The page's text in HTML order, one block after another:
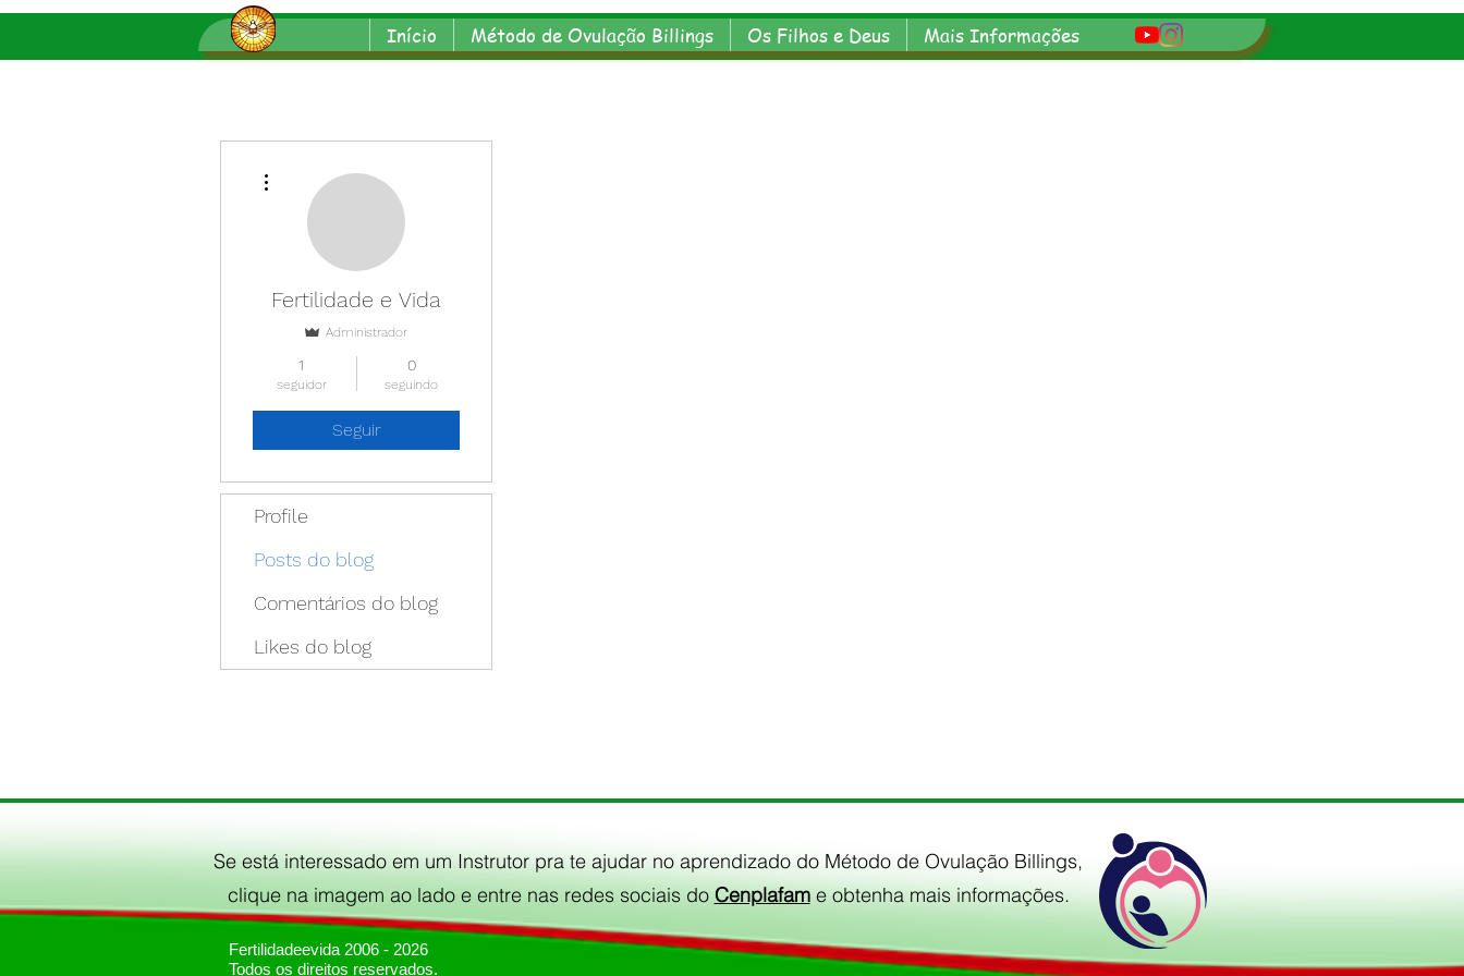
Início Método de Ovulação Billings Os Filhos e Deus Mais Informações
Fertilidade e Vida
Administrador
1
seguidor
0
seguindo
Seguir
Profile
Posts do blog
Comentários do blog
Likes do blog
Fertilidadeevida 2006 - 2026
Todos os direitos reservados.
Se está interessado em um Instrutor pra te ajudar no aprendizado do Método de Ovulação Billings,
clique na imagem ao lado e entre nas redes sociais do Cenplafame obtenha mais informações.